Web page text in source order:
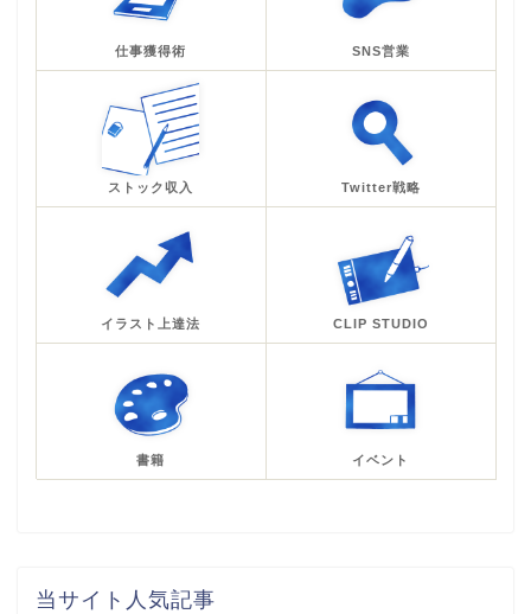
仕事獲得術 SNS営業
ストック収入 Twitter戦略
イラスト上達法 CLIP STUDIO
書籍 イベント
当サイト人気記事